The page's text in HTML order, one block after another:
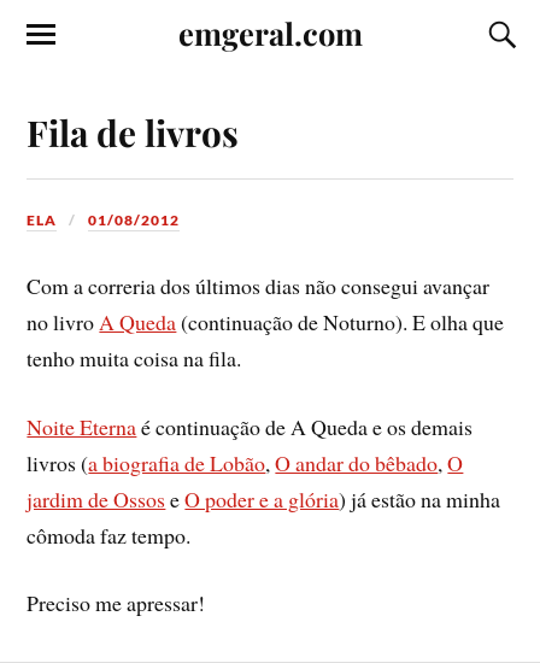
emgeral.com
Fila de livros
ELA 01/08/2012
Com a correria dos últimos dias não consegui avançar
no livroA Queda(continuação de Noturno). E olha que
tenho muita coisa na fila.
Noite Eternaé continuação de A Queda e os demais
livros (a biografia de Lobão,O andar do bêbado,O
jardim de Ossos eO poder e a glória) já estão na minha
cômoda faz tempo.
Preciso me apressar!